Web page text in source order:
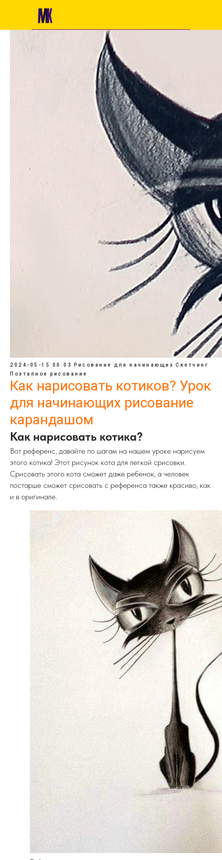
2024-05-15 00:03 Рисование для начинающих Скетчинг
Поэтапное рисование
Как нарисовать котиков? Урок
для начинающих рисование
карандашом
Как нарисовать котика?
Вот референс, давайте по шагам на нашем уроке нарисуем
этого котика! Этот рисунок кота для легкой срисовки.
Срисовать этого кота сможет даже ребенок, а человек
постарше сможет срисовать с референса также красиво, как
и в оригинале.